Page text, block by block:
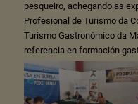
pesqueiro, achegando as
Profesional de Turismo da
Turismo Gastronómico da
referencia en formación